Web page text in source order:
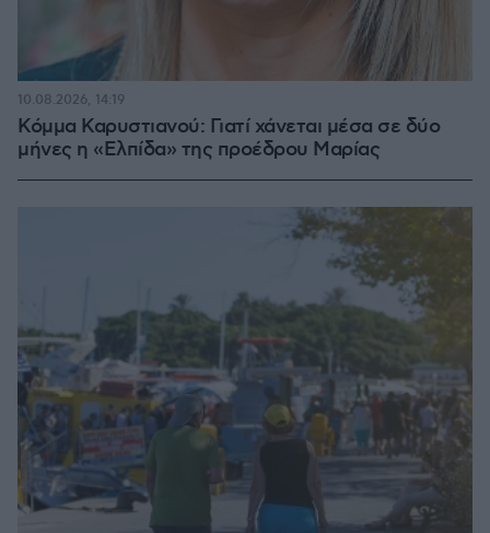
Κόμμα Καρυστιανού: Γιατί χάνεται μέσα σε δύο
μήνες η «Ελπίδα» της προέδρου Μαρίας
10.08.2026, 14:19